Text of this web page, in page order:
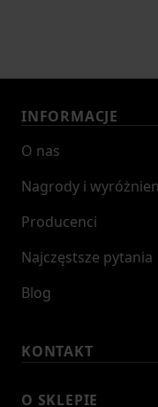
INFORMACJE
O nas
Nagrody i
Producenci
Najczęstsze pytania
Blog
KONTAKT
O SKLEPIE